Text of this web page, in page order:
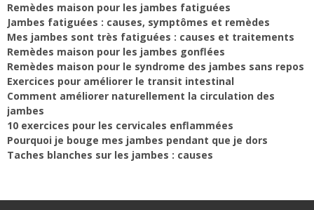
Remèdes maison pour les jambes fatiguées
Jambes fatiguées : causes, symptômes et remèdes
Mes jambes sont très fatiguées : causes et traitements
Remèdes maison pour les jambes gonflées
Remèdes maison pour le syndrome des jambes sans repos
Exercices pour améliorer le transit intestinal
Comment améliorer naturellement la circulation des
jambes
10 exercices pour les cervicales enflammées
Pourquoi je bouge mes jambes pendant que je dors
Taches blanches sur les jambes : causes